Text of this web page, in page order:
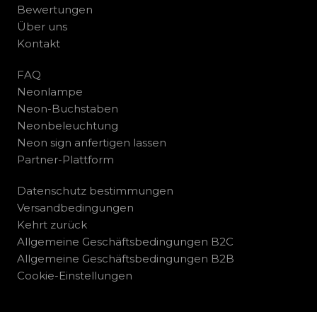
Bewertungen
Über uns
Kontakt
FAQ
Neonlampe
Neon-Buchstaben
Neonbeleuchtung
Neon sign anfertigen lassen
Partner-Plattform
Datenschutz bestimmungen
Versandbedingungen
Kehrt zurück
Allgemeine Geschäftsbedingungen B2C
Allgemeine Geschäftsbedingungen B2B
Cookie-Einstellungen